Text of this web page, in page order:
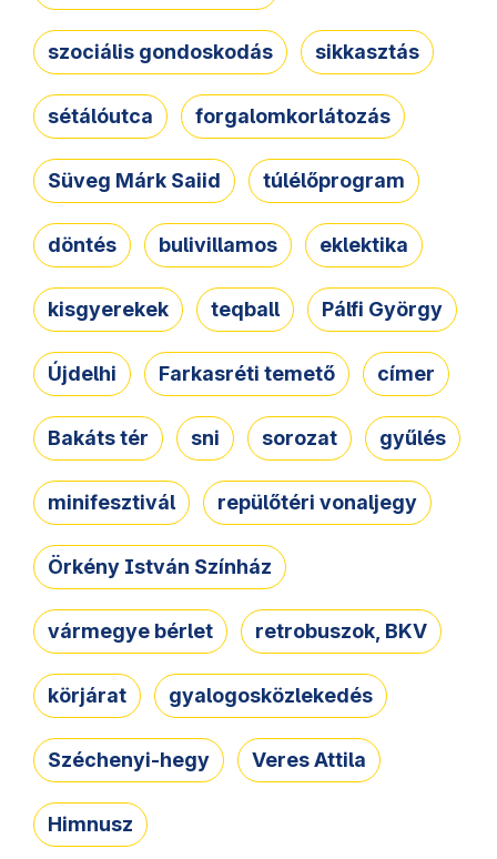
szociális gondoskodás sikkasztás
sétálóutca forgalomkorlátozás
Süveg Márk Saiid túlélőprogram
döntés bulivillamos eklektika
kisgyerekek teqball Pálfi György
Újdelhi Farkasréti temető címer
Bakáts tér sni sorozat gyűlés
minifesztivál repülőtéri vonaljegy
Örkény István Színház
vármegye bérlet retrobuszok, BKV
körjárat gyalogosközlekedés
Széchenyi-hegy Veres Attila
Himnusz